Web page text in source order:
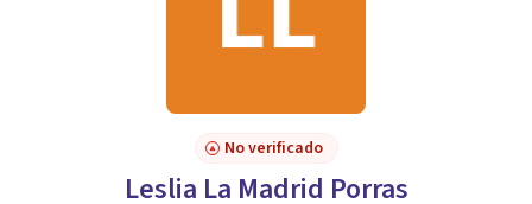
No verificado
Leslia La Madrid Porras